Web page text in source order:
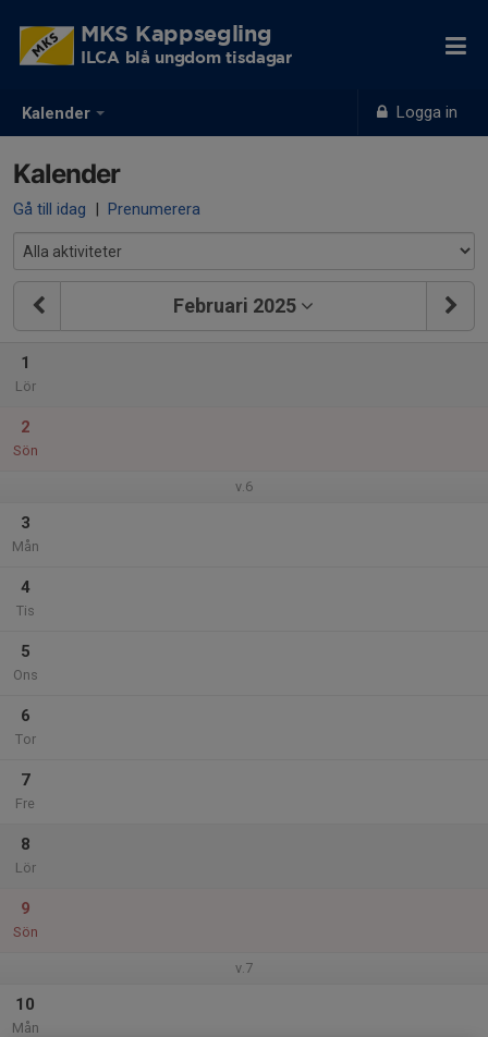
Kalender Logga in
MKS Kappsegling
ILCA blå ungdom tisdagar
Kalender
Gå till idag | Prenumerera
Februari 2025
1
Lör
2
Sön
v.6
3
Mån
4
Tis
5
Ons
6
Tor
7
Fre
8
Lör
9
Sön
v.7
10
Mån